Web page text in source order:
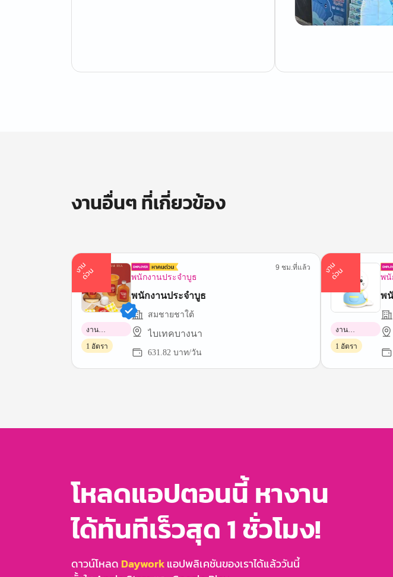
of
งานอื่นๆ ที่เกี่ยวข้อง
ง
า
น
ด่
ว
น พนักงานประจำบูธ
9 ชม.ที่แล้ว
พนักงานประจำบูธ
สมชายชาใต้
ไบเทคบางนา
631.82 บาท/วัน
งาน
พาร์ทไทม์
1 อัตรา
ง
า
น
ด่
ว
น พนั
พ
งาน
พาร์ทไทม์
1 อัตรา
โหลดแอปตอนนี้ หางาน
ได้ทันทีเร็วสุด 1 ชั่วโมง!
ดาวน์โหลด Dayworkแอปพลิเคชันของเราได้แล้ววันนี้